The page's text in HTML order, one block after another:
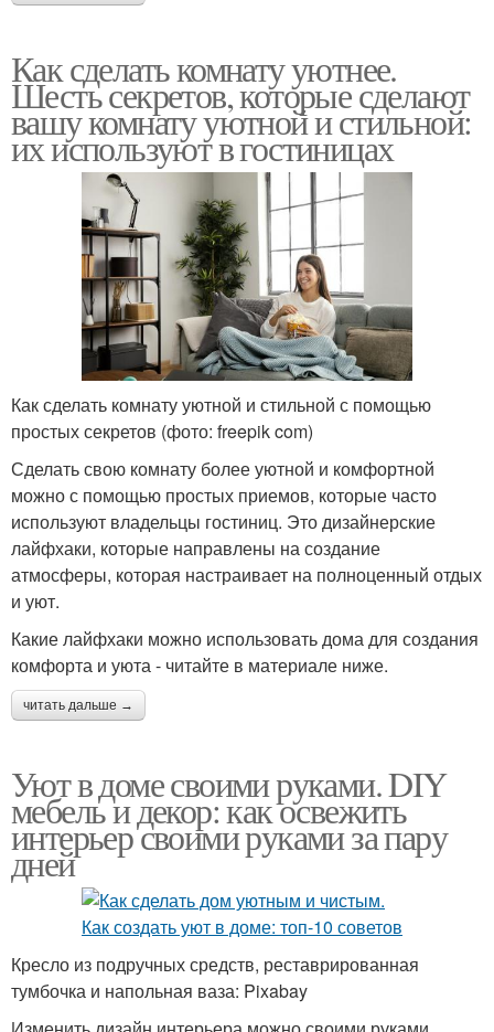
Как сделать комнату уютнее.
Шесть секретов, которые сделают
вашу комнату уютной и стильной:
их используют в гостиницах
Как сделать комнату уютной и стильной с помощью
простых секретов (фото: freepik com)
Сделать свою комнату более уютной и комфортной
можно с помощью простых приемов, которые часто
используют владельцы гостиниц. Это дизайнерские
лайфхаки, которые направлены на создание
атмосферы, которая настраивает на полноценный отдых
и уют.
Какие лайфхаки можно использовать дома для создания
комфорта и уюта - читайте в материале ниже.
читать дальше →
Уют в доме своими руками. DIY
мебель и декор: как освежить
интерьер своими руками за пару
дней
Кресло из подручных средств, реставрированная
тумбочка и напольная ваза: Pixabay